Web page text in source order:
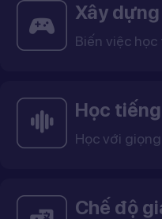
Xây
Biến việc
Học
Học với
Chế độ